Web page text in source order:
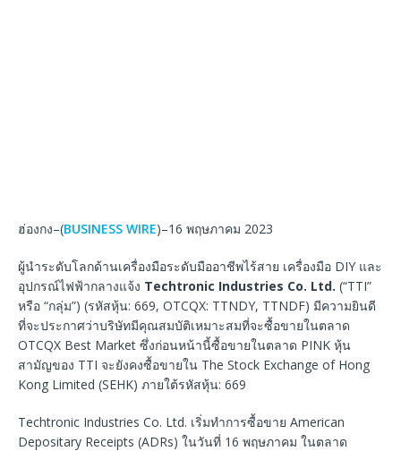
ฮ่องกง–(BUSINESS WIRE)–16 พฤษภาคม 2023
ผู้นำระดับโลกด้านเครื่องมือระดับมืออาชีพไร้สาย เครื่องมือ DIY และ
อุปกรณ์ไฟฟ้ากลางแจ้ง Techtronic Industries Co. Ltd. (“TTI”
หรือ “กลุ่ม”) (รหัสหุ้น: 669, OTCQX: TTNDY, TTNDF) มีความยินดี
ที่จะประกาศว่าบริษัทมีคุณสมบัติเหมาะสมที่จะซื้อขายในตลาด
OTCQX Best Market ซึ่งก่อนหน้านี้ซื้อขายในตลาด PINK หุ้น
สามัญของ TTI จะยังคงซื้อขายใน The Stock Exchange of Hong
Kong Limited (SEHK) ภายใต้รหัสหุ้น: 669
Techtronic Industries Co. Ltd. เริ่มทำการซื้อขาย American
Depositary Receipts (ADRs) ในวันที่ 16 พฤษภาคม ในตลาด